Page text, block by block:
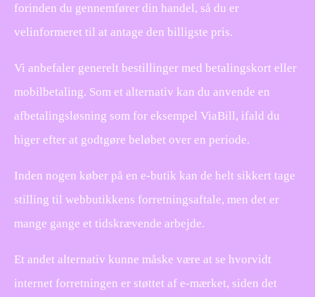
forinden du gennemfører din handel, så du er
velinformeret til at antage den billigste pris.
Vi anbefaler generelt bestillinger med betalingskort eller
mobilbetaling. Som et alternativ kan du anvende en
afbetalingsløsning som for eksempel ViaBill, ifald du
higer efter at godtgøre beløbet over en periode.
Inden nogen køber på en e-butik kan de helt sikkert tage
stilling til webbutikkens forretningsaftale, men det er
mange gange et tidskrævende arbejde.
Et andet alternativ kunne måske være at se hvorvidt
internet forretningen er støttet af e-mærket, siden det